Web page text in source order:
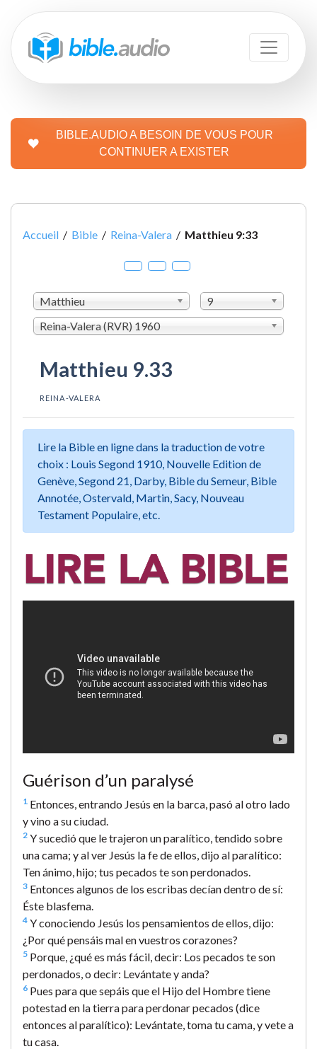
BIBLE.AUDIO A BESOIN DE VOUS POUR
CONTINUER A EXISTER
Accueil / Bible / Reina-Valera / Matthieu 9:33
Matthieu
9
Reina-Valera (RVR) 1960
Matthieu 9.33
REINA-VALERA
Lire la Bible en ligne dans la traduction de votre
choix : Louis Segond 1910, Nouvelle Edition de
Genève, Segond 21, Darby, Bible du Semeur, Bible
Annotée, Ostervald, Martin, Sacy, Nouveau
Testament Populaire, etc.
Guérison d’un paralysé
1 Entonces, entrando Jesús en la barca, pasó al otro lado
y vino a su ciudad.
2 Y sucedió que le trajeron un paralítico, tendido sobre
una cama; y al ver Jesús la fe de ellos, dijo al paralítico:
Ten ánimo, hijo; tus pecados te son perdonados.
3 Entonces algunos de los escribas decían dentro de sí:
Éste blasfema.
4 Y conociendo Jesús los pensamientos de ellos, dijo:
¿Por qué pensáis mal en vuestros corazones?
5 Porque, ¿qué es más fácil, decir: Los pecados te son
perdonados, o decir: Levántate y anda?
6 Pues para que sepáis que el Hijo del Hombre tiene
potestad en la tierra para perdonar pecados (dice
entonces al paralítico): Levántate, toma tu cama, y vete a
tu casa.